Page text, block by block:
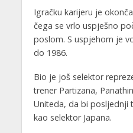
Igračku karijeru je
čega se vrlo uspješno
poslom. S uspjehom je
do 1986.
Bio je još selektor
trener Partizana,
Uniteda, da bi posljednji
kao selektor Japana.